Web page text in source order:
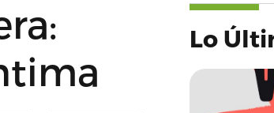
Lo